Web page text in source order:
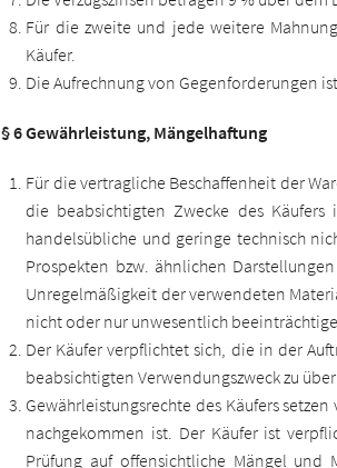
Für die zweite und jede weitere
Käufer.
Die Aufrechnung von Gegenforderungen
§ 6 Gewährleistung, Mängelhaftung
Für die vertragliche Beschaffenheit der
die beabsichtigten Zwecke des Käufers
handelsübliche und geringe technisch
Prospekten bzw. ähnlichen
Unregelmäßigkeit der verwendeten
nicht oder nur unwesentlich
Der Käufer verpflichtet sich, die in der
beabsichtigten Verwendungszweck zu
Gewährleistungsrechte des Käufers
nachgekommen ist. Der Käufer ist
Prüfung auf offensichtliche Mängel und